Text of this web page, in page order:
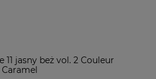
11 jasny beż vol. 2 Couleur
Caramel